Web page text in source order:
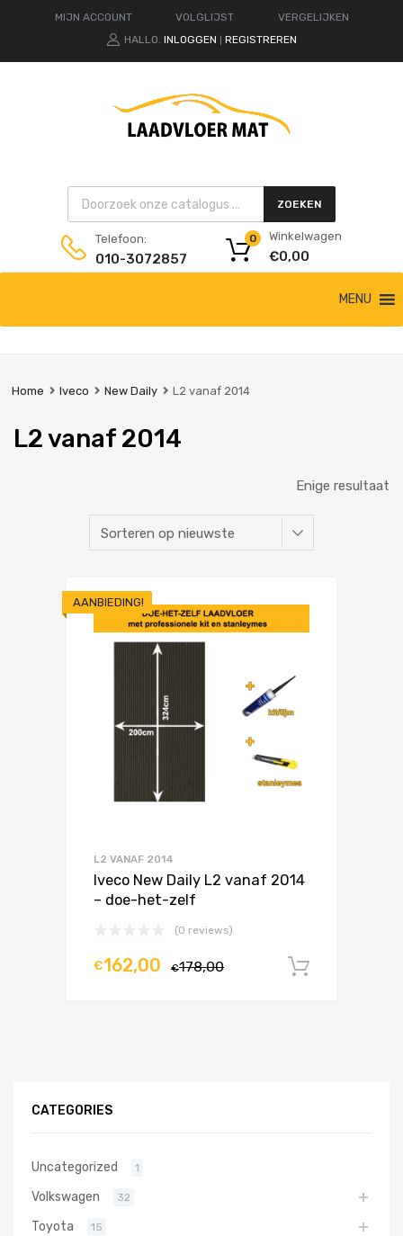
MIJN ACCOUNT VOLGLIJST
VERGELIJKEN
HALLO. INLOGGEN REGISTREREN
Products search ZOEKEN
Telefoon:
010-3072857
Winkelwagen
€0,00
0
de
MENU
Home Iveco New Daily L2 vanaf 2014
L2 vanaf 2014
Enige resultaat
AANBIEDING!
L2 VANAF 2014
Iveco New Daily L2 vanaf 2014
– doe-het-zelf
(0 reviews)
€178,00
€162,00
CATEGORIES
Uncategorized 1
Volkswagen 32
Toyota 15